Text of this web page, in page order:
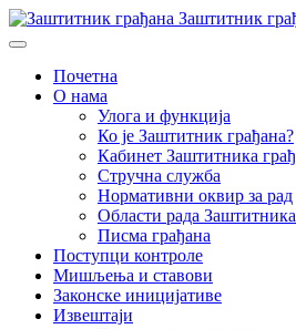
Заштитник
Почетна
О нама
Улога и функција
Ко је Заштитник грађана?
Кабинет Заштитника
Стручна служба
Нормативни оквир за рад
Области рада
Писма грађана
Поступци контроле
Мишљења и ставови
Законске иницијативе
Извештаји